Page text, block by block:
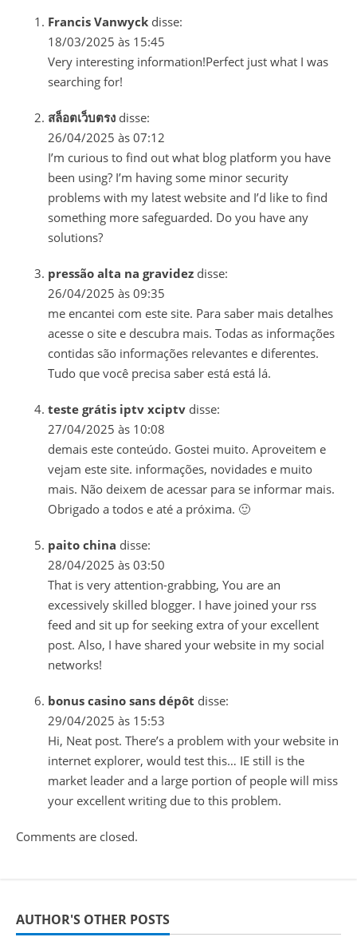
Francis Vanwyck disse:
18/03/2025 às 15:45
Very interesting information!Perfect just what I was
searching for!
สล็อตเว็บตรง disse:
26/04/2025 às 07:12
I’m curious to find out what blog platform you have
been using? I’m having some minor security
problems with my latest website and I’d like to find
something more safeguarded. Do you have any
solutions?
pressão alta na gravidez disse:
26/04/2025 às 09:35
me encantei com este site. Para saber mais detalhes
acesse o site e descubra mais. Todas as informações
contidas são informações relevantes e diferentes.
Tudo que você precisa saber está está lá.
teste grátis iptv xciptv disse:
27/04/2025 às 10:08
demais este conteúdo. Gostei muito. Aproveitem e
vejam este site. informações, novidades e muito
mais. Não deixem de acessar para se informar mais.
Obrigado a todos e até a próxima. 🙂
paito china disse:
28/04/2025 às 03:50
That is very attention-grabbing, You are an
excessively skilled blogger. I have joined your rss
feed and sit up for seeking extra of your excellent
post. Also, I have shared your website in my social
networks!
bonus casino sans dépôt disse:
29/04/2025 às 15:53
Hi, Neat post. There’s a problem with your website in
internet explorer, would test this… IE still is the
market leader and a large portion of people will miss
your excellent writing due to this problem.
Comments are closed.
AUTHOR'S OTHER POSTS